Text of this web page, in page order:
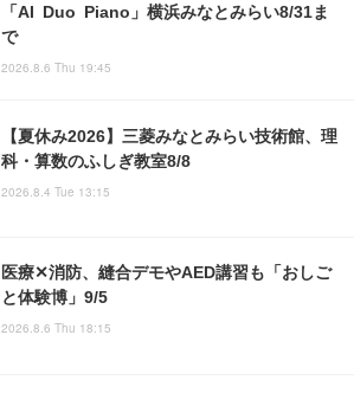
「AI Duo Piano」横浜みなとみらい8/31ま
で
2026.8.6 Thu 19:45
【夏休み2026】三菱みなとみらい技術館、理
科・算数のふしぎ教室8/8
2026.8.4 Tue 13:15
医療✕消防、縫合デモやAED講習も「おしご
と体験博」9/5
2026.8.6 Thu 18:15